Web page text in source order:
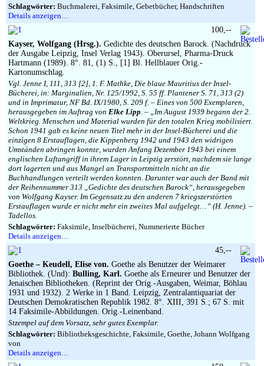
Schlagwörter: Buchmalerei, Faksimile, Gebetbücher, Handschriften
Details anzeigen…
Kayser, Wolfgang (Hrsg.). Gedichte des deutschen Barock. (Nachdruck
der Ausgabe Leipzig, Insel Verlag 1943). Oberursel, Pharma-Druck
Hartmann (1989). 8°. 81, (1) S., [1] Bl. Hellblauer Orig.-
Kartonumschlag.
Vgl. Jenne I, 111, 313 [2], 1. F. Mathke, Die blaue Mauritius der Insel-
Bücherei, in: Marginalien, Nr. 125/1992, S. 55 ff. Plantener S. 71, 313 (2)
und in Imprimatur, NF Bd. IX/1980, S. 209 f. – Eines von 500 Exemplaren,
herausgegeben im Auftrag von Elke Lipp. – „Im August 1939 begann der 2.
Weltkrieg. Menschen und Material wurden für den totalen Krieg mobilisiert.
Schon 1941 gab es keine neuen Titel mehr in der Insel-Bücherei und die
einzigen 8 Erstauflagen, die Kippenberg 1942 und 1943 den widrigen
Umständen abringen konnte, wurden Anfang Dezember 1943 bei einem
englischen Luftangriff in ihrem Lager in Leipzig zerstört, nachdem sie lange
dort lagerten und aus Mangel an Transportmitteln nicht an die
Buchhandlungen verteilt werden konnten. Darunter war auch der Band mit
der Reihennummer 313 „Gedichte des deutschen Barock“, herausgegeben
von Wolfgang Kayser. Im Gegensatz zu den anderen 7 kriegszerstörten
Erstauflagen wurde er nicht mehr ein zweites Mal aufgelegt…“ (H. Jenne). –
Tadellos.
Schlagwörter: Faksimile, Inselbücherei, Nummerierte Bücher
Details anzeigen…
100,--
Goethe – Keudell, Elise von. Goethe als Benutzer der Weimarer
Bibliothek. (Und): Bulling, Karl. Goethe als Erneurer und Benutzer der
Jenaischen Bibliotheken. (Reprint der Orig.-Ausgaben, Weimar, Böhlau
1931 und 1932). 2 Werke in 1 Band. Leipzig, Zentralantiquariat der
Deutschen Demokratischen Republik 1982. 8°. XIII, 391 S.; 67 S. mit
14 Faksimile-Abbildungen. Orig.-Leinenband.
Stzempel auf dem Vorsatz, sehr gutes Exemplar.
Schlagwörter: Bibliotheksgeschichte, Faksimile, Goethe, Johann Wolfgang
von
Details anzeigen…
45,--